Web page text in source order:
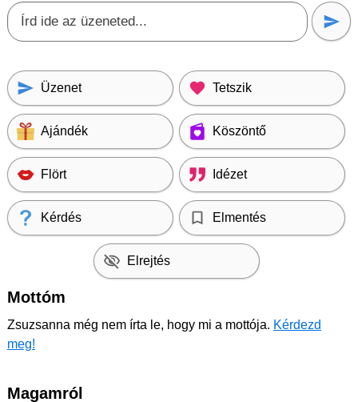
Üzenet Tetszik
Ajándék Köszöntő
Flört Idézet
Kérdés Elmentés
Elrejtés
Mottóm
Zsuzsanna még nem írta le, hogy mi a mottója. Kérdezd
meg!
Magamról